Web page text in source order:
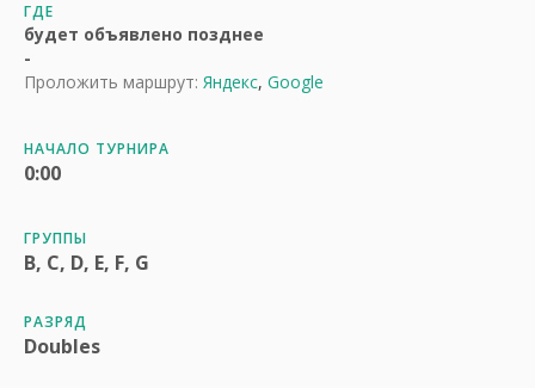
ГДЕ
будет объявлено позднее
-
Проложить маршрут: Яндекс, Google
НАЧАЛО ТУРНИРА
0:00
ГРУППЫ
B, C, D, E, F, G
РАЗРЯД
Doubles